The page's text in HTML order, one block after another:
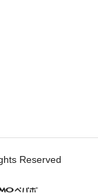
Reserved